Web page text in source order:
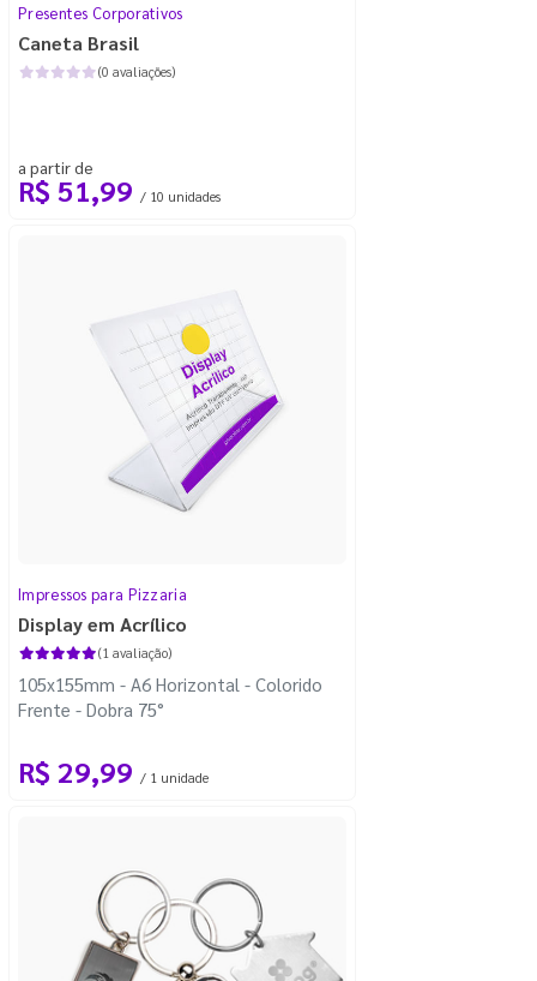
Presentes Corporativos
Caneta Brasil
(0 avaliações)
a partir de
R$ 51,99 / 10 unidades
Impressos para Pizzaria
Display em Acrílico
(1 avaliação)
105x155mm - A6 Horizontal - Colorido
Frente - Dobra 75°
R$ 29,99 / 1 unidade